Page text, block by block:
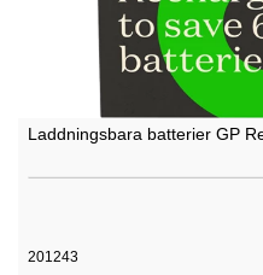
Laddningsbara batterier GP
201243